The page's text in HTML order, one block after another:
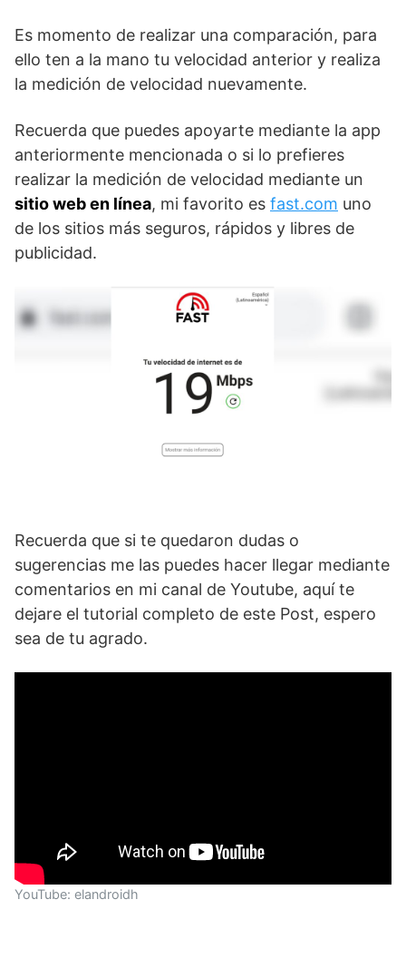
Es momento de realizar una comparación, para
ello ten a la mano tu velocidad anterior y realiza
la medición de velocidad nuevamente.
Recuerda que puedes apoyarte mediante la app
anteriormente mencionada o si lo prefieres
realizar la medición de velocidad mediante un
sitio web en línea, mi favorito es fast.com uno
de los sitios más seguros, rápidos y libres de
publicidad.
Recuerda que si te quedaron dudas o
sugerencias me las puedes hacer llegar mediante
comentarios en mi canal de Youtube, aquí te
dejare el tutorial completo de este Post, espero
sea de tu agrado.
YouTube: elandroidh